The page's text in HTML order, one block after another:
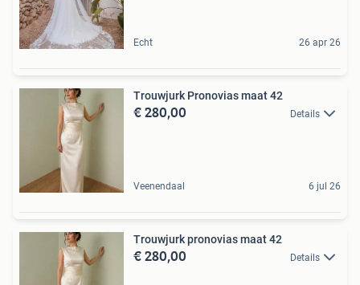
Echt 26 apr 26
Trouwjurk Pronovias maat 42
€ 280,00 Details
Veenendaal 6 jul 26
Trouwjurk pronovias maat 42
€ 280,00 Details